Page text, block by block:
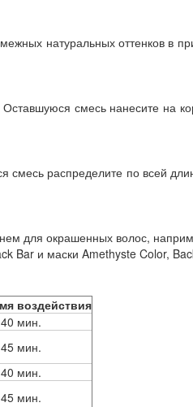
натуральных оттенков
смесь нанесите на
распределите по всей
для окрашенных волос,
Bar и маски Amethyste Color,
воздействия
мин.
мин.
мин.
мин.